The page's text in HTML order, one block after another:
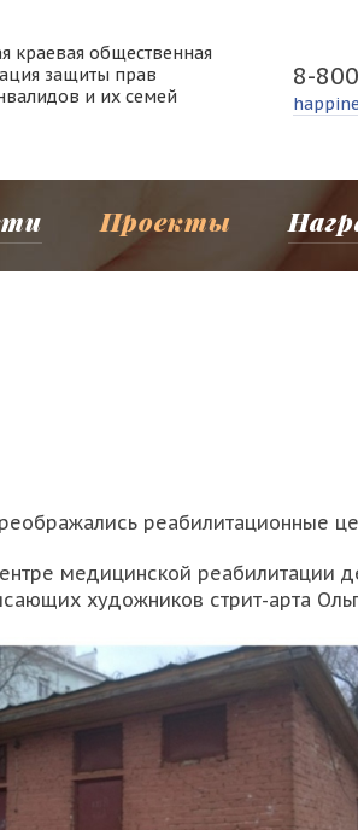
краевая общественная
защиты прав
и их семей
8-
Проекты
реабилитационные
медицинской реабилитации
художников стрит-арта